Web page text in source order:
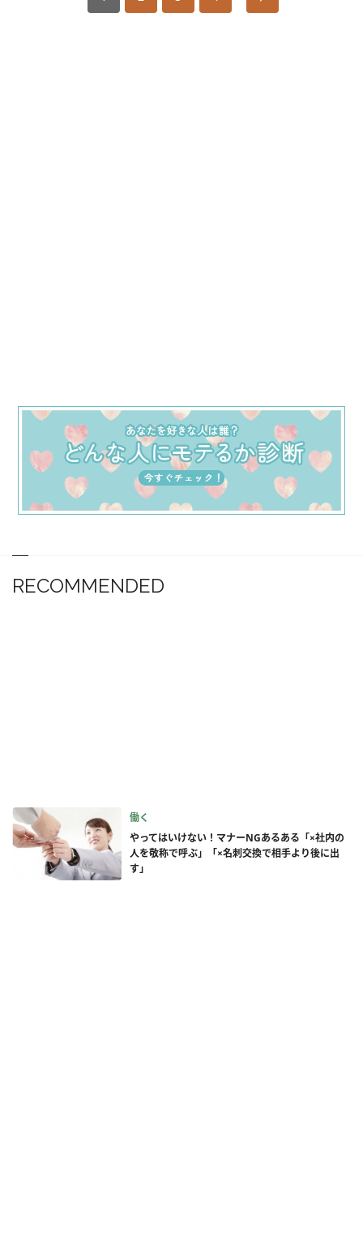
RECOMMENDED
働く
やってはいけない！マナーNGあるある「×社内の
人を敬称で呼ぶ」「×名刺交換で相手より後に出
す」